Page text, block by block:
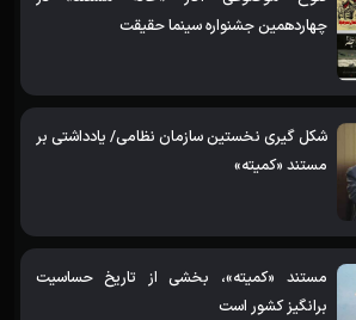
چهاردهمین جشنواره سینما حقیقت
شکل گیری نخستین سازمان نظامی/ یادداشتی بر
مستند «کمیته»
مستند «کمیته»، بخشی از تاریخ حساسیت
برانگیز کشور است